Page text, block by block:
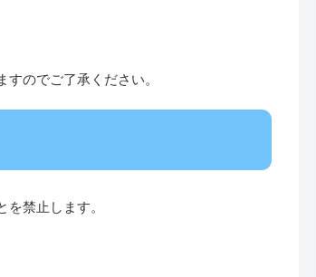
のでご了承ください。
禁止します。